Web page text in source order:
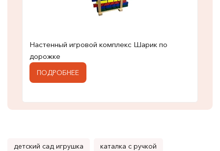
Настенный игровой комплекс Шарик по
дорожке
ПОДРОБНЕЕ
детский сад игрушка каталка с ручкой